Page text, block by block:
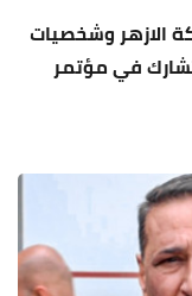
الازهر وشخصيات
في مؤتمر